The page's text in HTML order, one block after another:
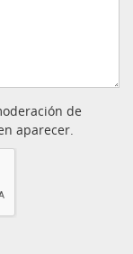
de
aparecer.